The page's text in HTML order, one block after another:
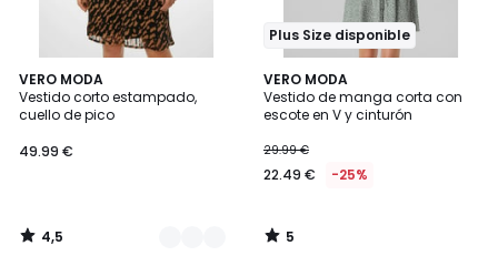
VERO MODA
Vestido corto estampado,
cuello de pico
49.99 €
4,5
/ 5
3
Colores
4,5
/
Plus Size disponible
VERO MODA
Vestido de manga corta con
escote en V y cinturón
29.99 €
22.49 € -25%
5
/
5
5
/